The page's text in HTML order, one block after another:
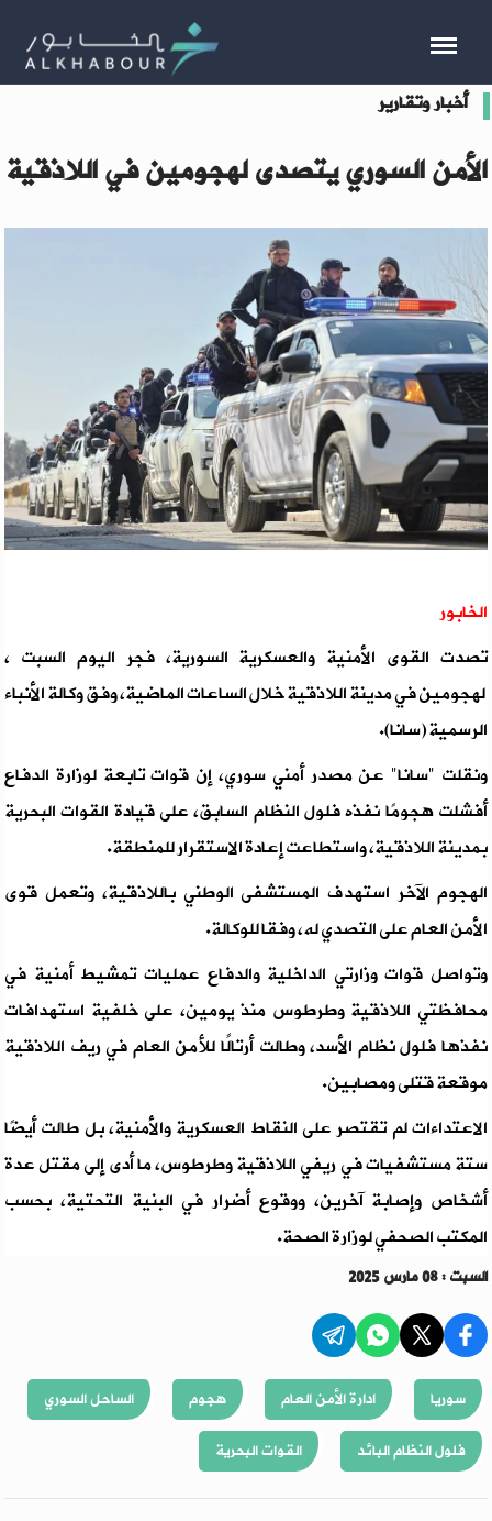
أخبار وتقارير
الأمن السوري يتصدى لهجومين في اللاذقية
الخابور
تصدت القوى الأمنية والعسكرية السورية، فجر اليوم السبت ،
لهجومين في مدينة اللاذقية خلال الساعات الماضية، وفق وكالة الأنباء
الرسمية (سانا).
ونقلت "سانا" عن مصدر أمني سوري، إن قوات تابعة لوزارة الدفاع
أفشلت هجومًا نفذه فلول النظام السابق، على قيادة القوات البحرية
بمدينة اللاذقية، واستطاعت إعادة الاستقرار للمنطقة.
الهجوم الآخر استهدف المستشفى الوطني باللاذقية، وتعمل قوى
الأمن العام على التصدي له، وفقا للوكالة.
وتواصل قوات وزارتي الداخلية والدفاع عمليات تمشيط أمنية في
محافظتي اللاذقية وطرطوس منذ يومين، على خلفية استهدافات
نفذها فلول نظام الأسد، وطالت أرتالًا للأمن العام في ريف اللاذقية
موقعة قتلى ومصابين.
الاعتداءات لم تقتصر على النقاط العسكرية والأمنية، بل طالت أيضًا
ستة مستشفيات في ريفي اللاذقية وطرطوس، ما أدى إلى مقتل عدة
أشخاص وإصابة آخرين، ووقوع أضرار في البنية التحتية، بحسب
المكتب الصحفي لوزارة الصحة.
السبت : 08 مارس 2025
سوريا ادارة الأمن العام هجوم
الساحل السوري
فلول النظام البائد
القوات البحرية